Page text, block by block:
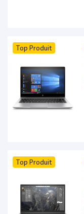
Top Produit
Top Produit